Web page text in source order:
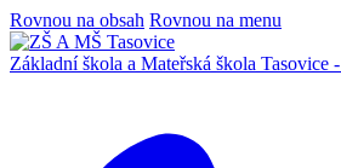
Rovnou na obsah Rovnou na menu
Základní škola a Mateřská škola Tasovice -